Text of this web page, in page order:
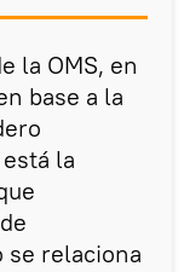
la OMS, en
base a la
la
se relaciona